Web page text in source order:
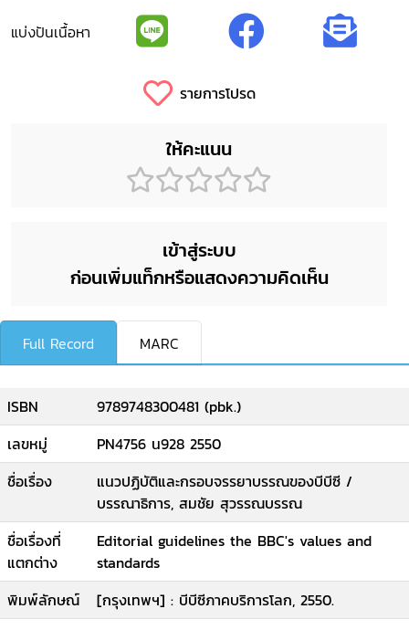
แบ่งปันเนื้อหา
รายการโปรด
ให้คะแนน
เข้าสู่ระบบ
ก่อนเพิ่มแท็กหรือแสดงความคิดเห็น
Full Record MARC
ISBN
9789748300481 (pbk.)
เลขหมู่
PN4756 น928 2550
ชื่อเรื่อง
แนวปฏิบัติและกรอบจรรยาบรรณของบีบีซี /
บรรณาธิการ, สมชัย สุวรรณบรรณ
ชื่อเรื่องที่
แตกต่าง
Editorial guidelines the BBC's values and
standards
พิมพ์ลักษณ์
[กรุงเทพฯ] : บีบีซีภาคบริการโลก, 2550.